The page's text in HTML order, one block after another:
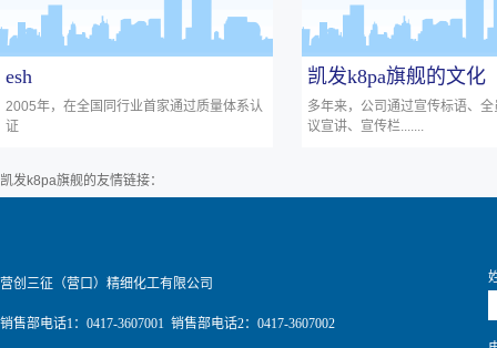
esh
2005年，在全国同行业首家通过质量体系认
证
凯发k8pa旗舰的文化
多年来，公司通过宣传标语、
议宣讲、宣传栏.......
凯发k8pa旗舰的友情链接：
营创三征（营口）精细化工有限公司
销售部电话1：0417-3607001 销售部电话2：0417-3607002